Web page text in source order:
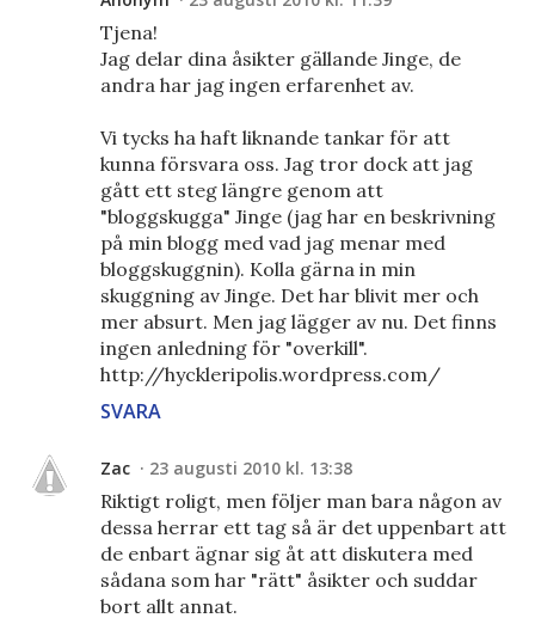
Tjena!
Jag delar dina åsikter gällande Jinge, de
andra har jag ingen erfarenhet av.
Vi tycks ha haft liknande tankar för att
kunna försvara oss. Jag tror dock att jag
gått ett steg längre genom att
"bloggskugga" Jinge (jag har en beskrivning
på min blogg med vad jag menar med
bloggskuggnin). Kolla gärna in min
skuggning av Jinge. Det har blivit mer och
mer absurt. Men jag lägger av nu. Det finns
ingen anledning för "overkill".
http://hyckleripolis.wordpress.com/
SVARA
Zac 23 augusti 2010 kl. 13:38
Riktigt roligt, men följer man bara någon av
dessa herrar ett tag så är det uppenbart att
de enbart ägnar sig åt att diskutera med
sådana som har "rätt" åsikter och suddar
bort allt annat.